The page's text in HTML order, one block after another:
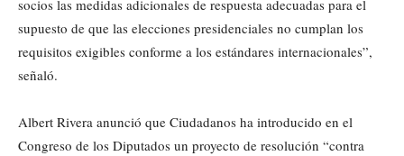
socios las medidas adicionales de respuesta adecuadas para el
supuesto de que las elecciones presidenciales no cumplan los
requisitos exigibles conforme a los estándares internacionales”,
señaló.
Albert Rivera anunció que Ciudadanos ha introducido en el
Congreso de los Diputados un proyecto de resolución “contra